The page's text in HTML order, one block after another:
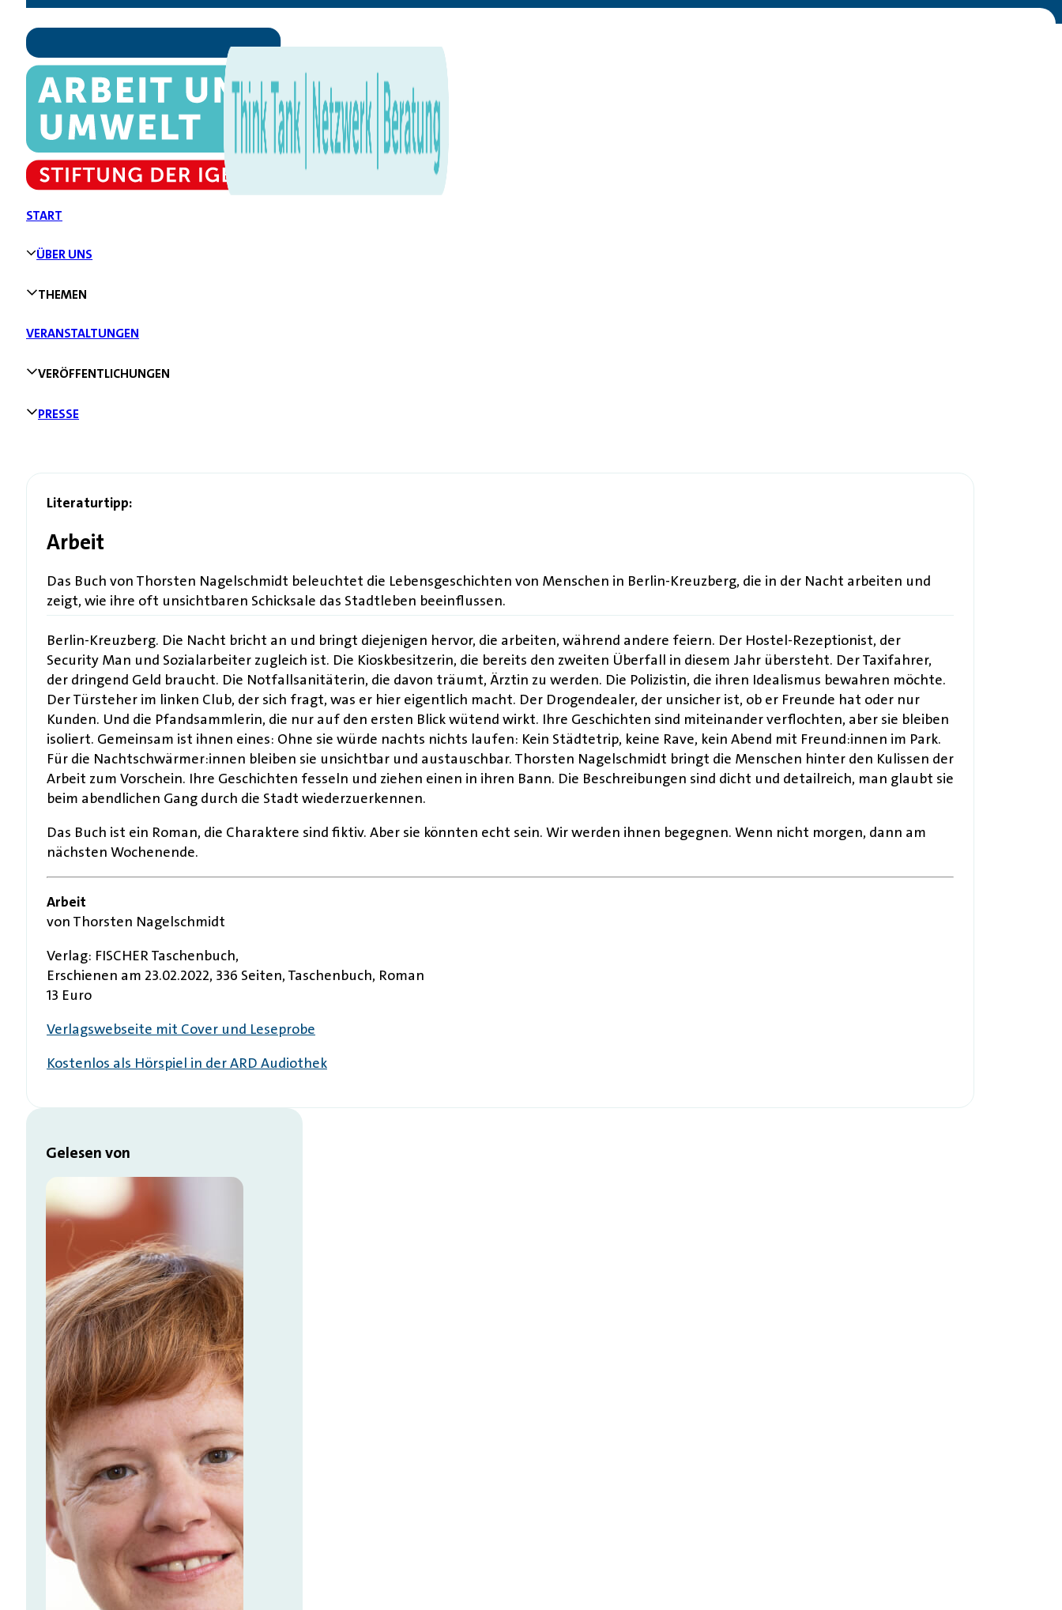
START
ÜBER UNS
THEMEN
VERANSTALTUNGEN
VERÖFFENTLICHUNGEN
PRESSE
Literaturtipp:
Arbeit
Das Buch von Thorsten Nagelschmidt beleuchtet die Lebensgeschichten von Menschen in Berlin-Kreuzberg, die in der Nacht arbeiten und
zeigt, wie ihre oft unsichtbaren Schicksale das Stadtleben beeinflussen.
Berlin-Kreuzberg. Die Nacht bricht an und bringt diejenigen hervor, die arbeiten, während andere feiern. Der Hostel-Rezeptionist, der
Security Man und Sozialarbeiter zugleich ist. Die Kioskbesitzerin, die bereits den zweiten Überfall in diesem Jahr übersteht. Der Taxifahrer,
der dringend Geld braucht. Die Notfallsanitäterin, die davon träumt, Ärztin zu werden. Die Polizistin, die ihren Idealismus bewahren möchte.
Der Türsteher im linken Club, der sich fragt, was er hier eigentlich macht. Der Drogendealer, der unsicher ist, ob er Freunde hat oder nur
Kunden. Und die Pfandsammlerin, die nur auf den ersten Blick wütend wirkt. Ihre Geschichten sind miteinander verflochten, aber sie bleiben
isoliert. Gemeinsam ist ihnen eines: Ohne sie würde nachts nichts laufen: Kein Städtetrip, keine Rave, kein Abend mit Freund:innen im Park.
Für die Nachtschwärmer:innen bleiben sie unsichtbar und austauschbar. Thorsten Nagelschmidt bringt die Menschen hinter den Kulissen der
Arbeit zum Vorschein. Ihre Geschichten fesseln und ziehen einen in ihren Bann. Die Beschreibungen sind dicht und detailreich, man glaubt sie
beim abendlichen Gang durch die Stadt wiederzuerkennen.
Das Buch ist ein Roman, die Charaktere sind fiktiv. Aber sie könnten echt sein. Wir werden ihnen begegnen. Wenn nicht morgen, dann am
nächsten Wochenende.
Arbeit
von Thorsten Nagelschmidt
Verlag: FISCHER Taschenbuch,
Erschienen am 23.02.2022, 336 Seiten, Taschenbuch, Roman
13 Euro
Verlagswebseite mit Cover und Leseprobe
Kostenlos als Hörspiel in der ARD Audiothek
Gelesen von